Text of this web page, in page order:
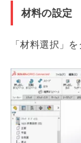
材料の設定
「材料選択」